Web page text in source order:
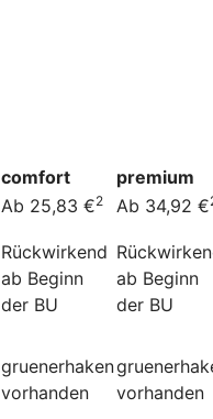
comfort
premium
Ab 25,83 €2 Ab 34,92 €
Rückwirkend
ab Beginn
der BU
ab Beginn
der BU
gruenerhaken
vorhanden
vorhanden